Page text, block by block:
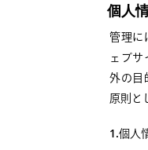
個人
管理に
ェブサ
外の目
原則と
1.個人